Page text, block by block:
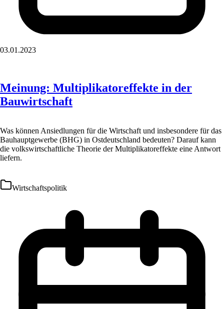
03.01.2023
Meinung: Multiplikatoreffekte in der
Bauwirtschaft
Was können Ansiedlungen für die Wirtschaft und insbesondere für das
Bauhauptgewerbe (BHG) in Ostdeutschland bedeuten? Darauf kann
die volkswirtschaftliche Theorie der Multiplikatoreffekte eine Antwort
liefern.
Wirtschaftspolitik